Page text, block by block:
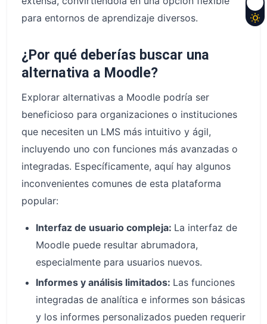
para entornos de aprendizaje diversos.
¿Por qué deberías buscar una
alternativa a Moodle?
Explorar alternativas a Moodle podría ser
beneficioso para organizaciones o instituciones
que necesiten un LMS más intuitivo y ágil,
incluyendo uno con funciones más avanzadas o
integradas. Específicamente, aquí hay algunos
inconvenientes comunes de esta plataforma
popular:
Interfaz de usuario compleja: La interfaz de
Moodle puede resultar abrumadora,
especialmente para usuarios nuevos.
Informes y análisis limitados: Las funciones
integradas de analítica e informes son básicas
y los informes personalizados pueden requerir